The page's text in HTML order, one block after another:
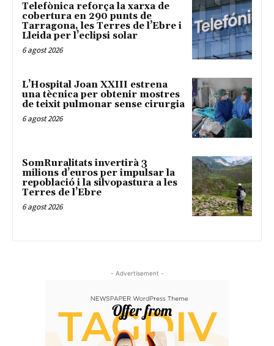
Telefònica reforça la xarxa de
cobertura en 290 punts de
Tarragona, les Terres de l’Ebre i
Lleida per l’eclipsi solar
6 agost 2026
L’Hospital Joan XXIII estrena
una tècnica per obtenir mostres
de teixit pulmonar sense cirurgia
6 agost 2026
SomRuralitats invertirà 3
milions d’euros per impulsar la
repoblació i la silvopastura a les
Terres de l’Ebre
6 agost 2026
- Advertisement -